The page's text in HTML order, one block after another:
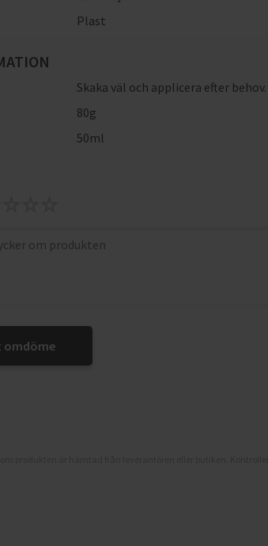
Plast
Skaka väl och applicera efter behov.
80g
50ml
omdöme